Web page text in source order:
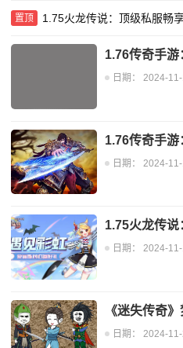
置顶 1.75火龙传说：顶级私服畅
1.76传奇手
日期： 2024-
1.76传奇手
日期： 2024-
1.75火龙传
日期： 2024-
《迷失传奇
日期： 2024-